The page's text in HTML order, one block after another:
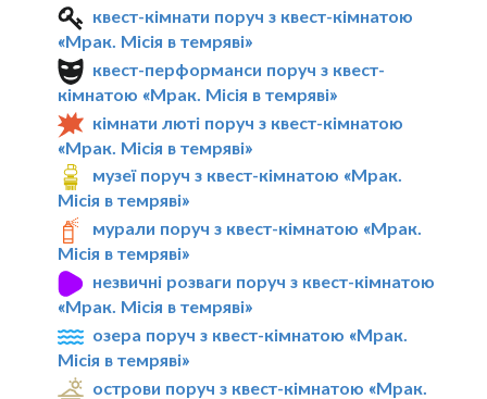
квест-кімнати поруч з квест-кімнатою
«Мрак. Мiсiя в темрявi»
квест-перформанси поруч з квест-
кімнатою «Мрак. Мiсiя в темрявi»
кімнати люті поруч з квест-кімнатою
«Мрак. Мiсiя в темрявi»
музеї поруч з квест-кімнатою «Мрак.
Мiсiя в темрявi»
мурали поруч з квест-кімнатою «Мрак.
Мiсiя в темрявi»
незвичні розваги поруч з квест-кімнатою
«Мрак. Мiсiя в темрявi»
озера поруч з квест-кімнатою «Мрак.
Мiсiя в темрявi»
острови поруч з квест-кімнатою «Мрак.